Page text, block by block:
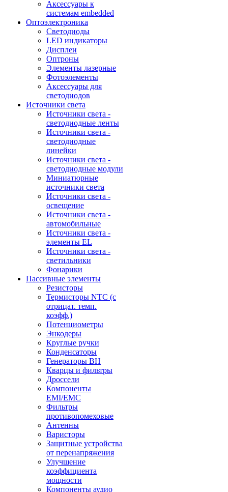
Аксессуары к
системам embedded
Oптоэлектроника
Светодиоды
LED индикаторы
Дисплеи
Оптроны
Элементы лазерные
Фотоэлементы
Аксессуары для
светодиодов
Источники света
Источники света -
светодиодные ленты
Источники света -
светодиодные
линейки
Источники света -
светодиодные модули
Миниатюрные
источники света
Источники света -
освещение
Источники света -
автомобильные
Источники света -
элементы EL
Источники света -
светильники
Фонарики
Пассивные элементы
Резисторы
Термисторы NTC (с
отрицат. темп.
коэфф.)
Потенциометры
Энкодеры
Круглые ручки
Конденсаторы
Генераторы ВН
Кварцы и фильтры
Дроссели
Компоненты
EMI/EMC
Фильтры
противопомеховые
Антенны
Варисторы
Защитные устройства
от перенапряжения
Улучшение
коэффициента
мощности
Компоненты аудио